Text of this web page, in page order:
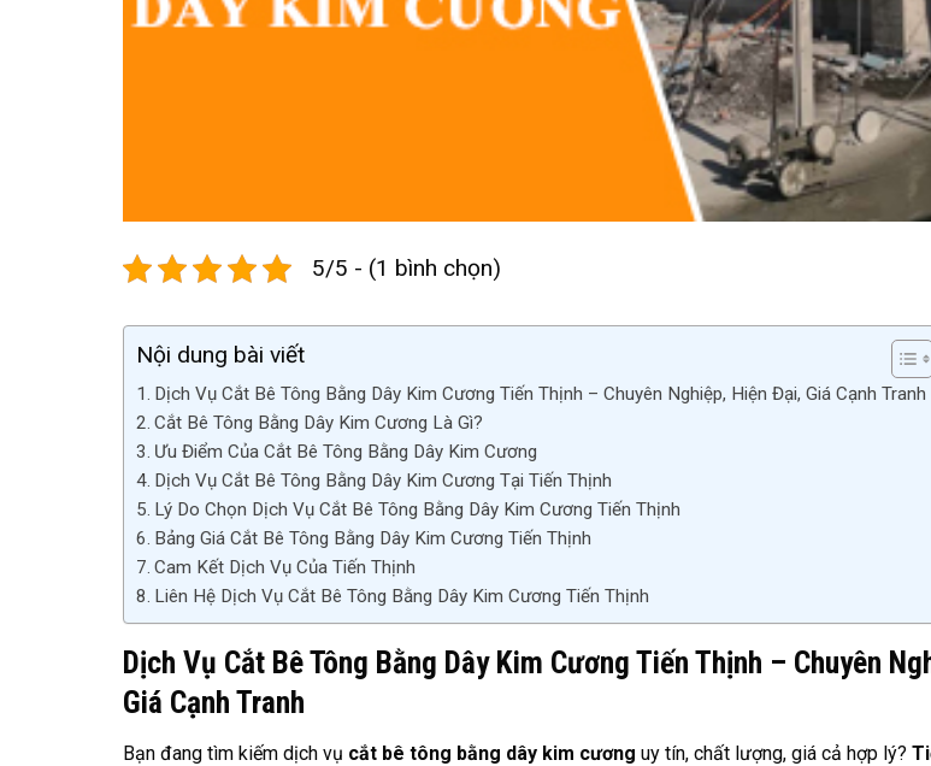
5/5 - (1 bình chọn)
Nội dung bài viết
Dịch Vụ Cắt Bê Tông Bằng Dây Kim Cương Tiến Thịnh – Chuyên Nghiệp, Hiện Đại, Giá Cạnh Tranh
Cắt Bê Tông Bằng Dây Kim Cương Là Gì?
Ưu Điểm Của Cắt Bê Tông Bằng Dây Kim Cương
Dịch Vụ Cắt Bê Tông Bằng Dây Kim Cương Tại Tiến Thịnh
Lý Do Chọn Dịch Vụ Cắt Bê Tông Bằng Dây Kim Cương Tiến Thịnh
Bảng Giá Cắt Bê Tông Bằng Dây Kim Cương Tiến Thịnh
Cam Kết Dịch Vụ Của Tiến Thịnh
Liên Hệ Dịch Vụ Cắt Bê Tông Bằng Dây Kim Cương Tiến Thịnh
Dịch Vụ Cắt Bê Tông Bằng Dây Kim Cương Tiến Thịnh – Chuyên
Giá Cạnh Tranh
Bạn đang tìm kiếm dịch vụ cắt bê tông bằng dây kim cương uy tín, chất lượng, giá cả hợp lý?